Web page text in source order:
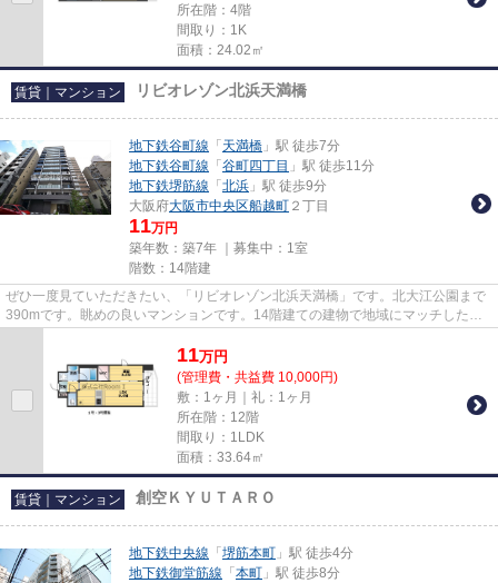
所在階：4階
間取り：1K
面積：24.02㎡
賃貸｜マンション リビオレゾン北浜天満橋
地下鉄谷町線 「 天満橋 」駅 徒歩7分
地下鉄谷町線 「 谷町四丁目 」駅 徒歩11分
地下鉄堺筋線 「 北浜 」駅 徒歩9分
大阪府大阪市中央区船越町 ２丁目
11万円
築年数：築7年 ｜募集中： 1室
階数：14階建
ぜひ一度見ていただきたい、「リビオレゾン北浜天満橋」です。北大江公園まで
390mです。眺めの良いマンションです。14階建ての建物で地域にマッチしたマ
11万円
(管理費・共益費 10,000円)
敷：1ヶ月｜礼：1ヶ月
所在階：12階
間取り：1LDK
面積：33.64㎡
賃貸｜マンション 創空ＫＹＵＴＡＲＯ
地下鉄中央線 「 堺筋本町 」駅 徒歩4分
地下鉄御堂筋線 「 本町 」駅 徒歩8分